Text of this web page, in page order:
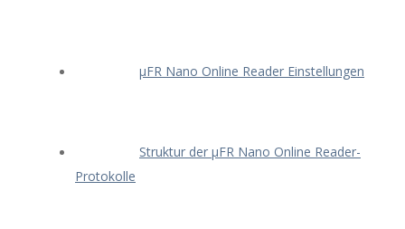
μFR Nano Online Reader Einstellungen
Struktur der μFR Nano Online Reader-
Protokolle